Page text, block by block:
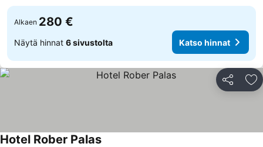
Alkaen 280 €
Näytä hinnat 6 sivustolta Katso hinnat
Jaa
Hotel Rober Palas